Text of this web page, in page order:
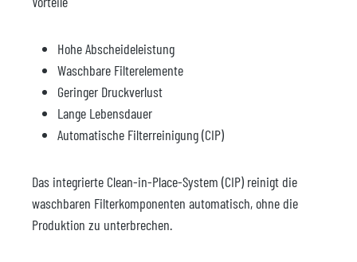
Hohe Abscheideleistung
Waschbare Filterelemente
Geringer Druckverlust
Lange Lebensdauer
Automatische Filterreinigung (CIP)
Das integrierte Clean-in-Place-System (CIP) reinigt die
waschbaren Filterkomponenten automatisch, ohne die
Produktion zu unterbrechen.